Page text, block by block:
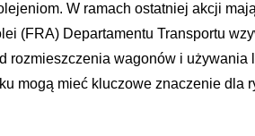
W ramach ostatniej akcji
(FRA) Departamentu Transportu
rozmieszczenia wagonów i
mogą mieć kluczowe znaczenie